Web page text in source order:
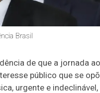
Brasil
de que a jornada
público que se
urgente e